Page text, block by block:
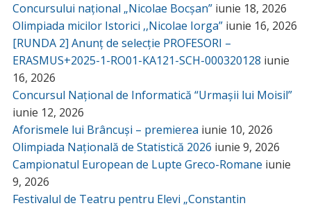
Concursului național „Nicolae Bocșan” iunie 18, 2026
Olimpiada micilor Istorici ,,Nicolae Iorga” iunie 16, 2026
[RUNDA 2] Anunț de selecție PROFESORI –
ERASMUS+2025-1-RO01-KA121-SCH-000320128 iunie
16, 2026
Concursul Național de Informatică “Urmașii lui Moisil”
iunie 12, 2026
Aforismele lui Brâncuși – premierea iunie 10, 2026
Olimpiada Națională de Statistică 2026 iunie 9, 2026
Campionatul European de Lupte Greco-Romane iunie
9, 2026
Festivalul de Teatru pentru Elevi „Constantin